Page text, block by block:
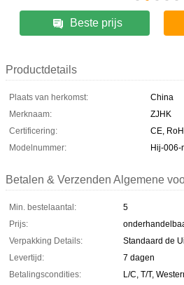
Beste prijs
Productdetails
Plaats van herkomst:
China
Merknaam:
ZJHK
Certificering:
CE,
Modelnummer:
Hij-006-
Betalen & Verzenden Algemene
Min. bestelaantal:
5
Prijs:
Verpakking Details:
Standaard de
Levertijd:
7 dagen
Betalingscondities:
L/C, T/T,